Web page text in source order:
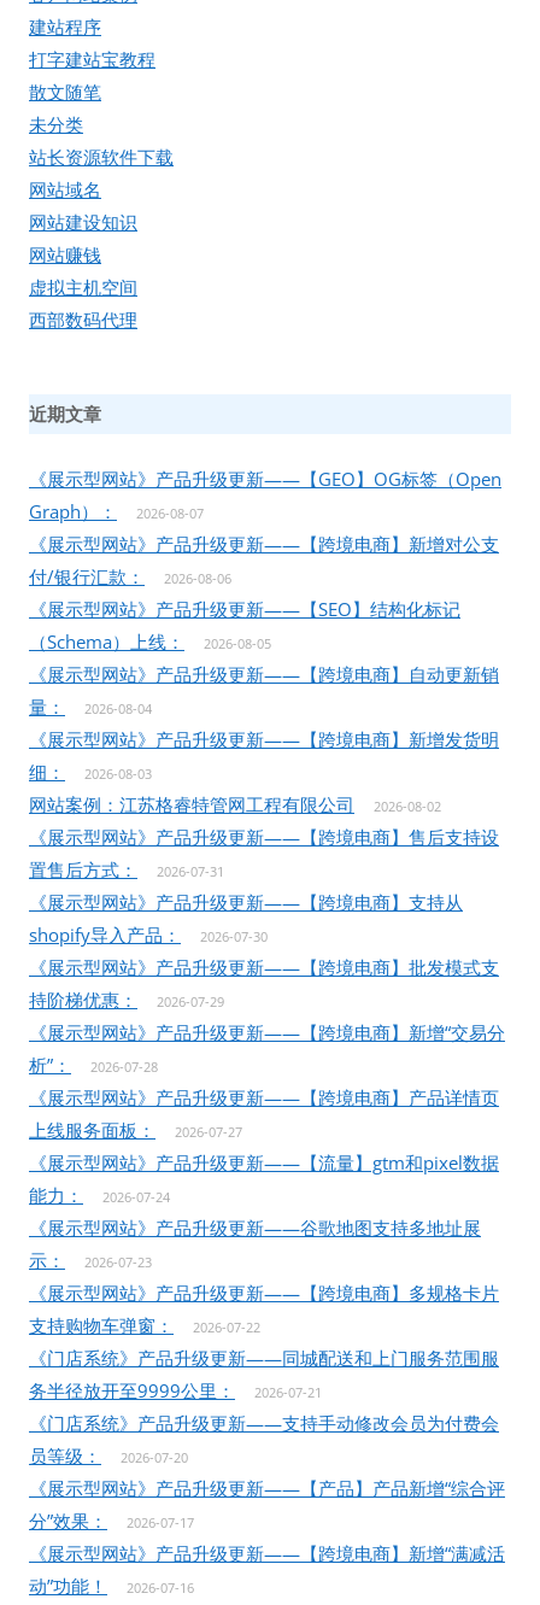
建站程序
打字建站宝教程
散文随笔
未分类
站长资源软件下载
网站域名
网站建设知识
网站赚钱
虚拟主机空间
西部数码代理
近期文章
《展示型网站》产品升级更新——【GEO】OG标签（Open
Graph）：
2026-08-07
《展示型网站》产品升级更新——【跨境电商】新增对公支
付/银行汇款：
2026-08-06
《展示型网站》产品升级更新——【SEO】结构化标记
（Schema）上线：
2026-08-05
《展示型网站》产品升级更新——【跨境电商】自动更新销
量：
2026-08-04
《展示型网站》产品升级更新——【跨境电商】新增发货明
细：
2026-08-03
网站案例：江苏格睿特管网工程有限公司 2026-08-02
《展示型网站》产品升级更新——【跨境电商】售后支持设
置售后方式：
2026-07-31
《展示型网站》产品升级更新——【跨境电商】支持从
shopify导入产品：
2026-07-30
《展示型网站》产品升级更新——【跨境电商】批发模式支
持阶梯优惠：
2026-07-29
《展示型网站》产品升级更新——【跨境电商】新增“交易分
析”：
2026-07-28
《展示型网站》产品升级更新——【跨境电商】产品详情页
上线服务面板：
2026-07-27
《展示型网站》产品升级更新——【流量】gtm和pixel数据
能力：
2026-07-24
《展示型网站》产品升级更新——谷歌地图支持多地址展
示：
2026-07-23
《展示型网站》产品升级更新——【跨境电商】多规格卡片
支持购物车弹窗：
2026-07-22
《门店系统》产品升级更新——同城配送和上门服务范围服
务半径放开至9999公里：
2026-07-21
《门店系统》产品升级更新——支持手动修改会员为付费会
员等级：
2026-07-20
《展示型网站》产品升级更新——【产品】产品新增“综合评
分”效果：
2026-07-17
《展示型网站》产品升级更新——【跨境电商】新增“满减活
动”功能！
2026-07-16